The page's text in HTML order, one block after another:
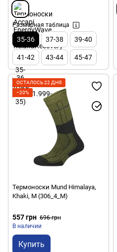
Размерная таблица
35-36 37-38 39-40
41-42 43-44 45-47
ОСТАЛОСЬ 22 ДНЯ
−20%
Термоноски Mund Himalaya,
Khaki, M (306_4_M)
557 грн 696 грн
В наличии
Купить